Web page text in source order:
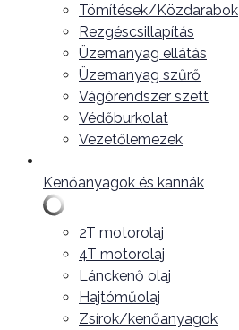
Tömítések/Közdarabok
Rezgéscsillapítás
Üzemanyag ellátás
Üzemanyag szűrő
Vágórendszer szett
Védőburkolat
Vezetőlemezek
Kenőanyagok és kannák
2T motorolaj
4T motorolaj
Lánckenő olaj
Hajtóműolaj
Zsírok/kenőanyagok